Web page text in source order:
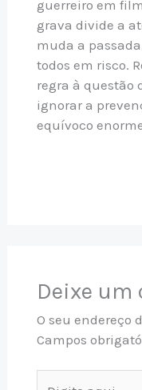
guerreiro em
grava divide a
muda a
todos em risco.
regra à questão
ignorar a
equívoco
Deixe
O seu endereço
Campos